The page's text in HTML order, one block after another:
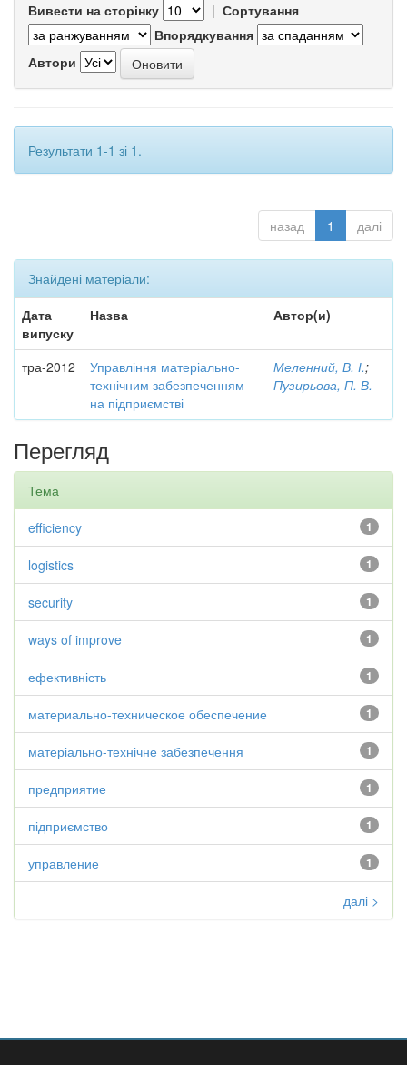
Вивести на сторінку | Сортування
Впорядкування
Автори
Результати 1-1 зі 1.
назад 1 далі
Знайдені матеріали:
Дата
випуску
Назва Автор(и)
тра-2012
Управління матеріально-
технічним забезпеченням
на підприємстві
Меленний, В. І.;
Пузирьова, П. В.
Перегляд
Тема
1
efficiency
1
logistics
1
security
1
ways of improve
1
ефективність
1
материально-техническое обеспечение
1
матеріально-технічне забезпечення
1
предприятие
1
підприємство
1
управление
далі >